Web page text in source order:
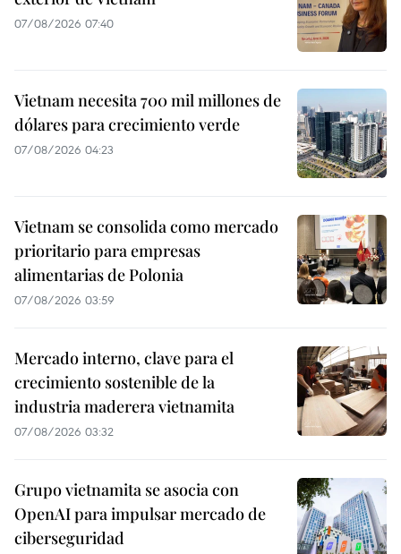
07/08/2026 07:40
Vietnam necesita 700 mil millones de
dólares para crecimiento verde
07/08/2026 04:23
Vietnam se consolida como mercado
prioritario para empresas
alimentarias de Polonia
07/08/2026 03:59
Mercado interno, clave para el
crecimiento sostenible de la
industria maderera vietnamita
07/08/2026 03:32
Grupo vietnamita se asocia con
OpenAI para impulsar mercado de
ciberseguridad